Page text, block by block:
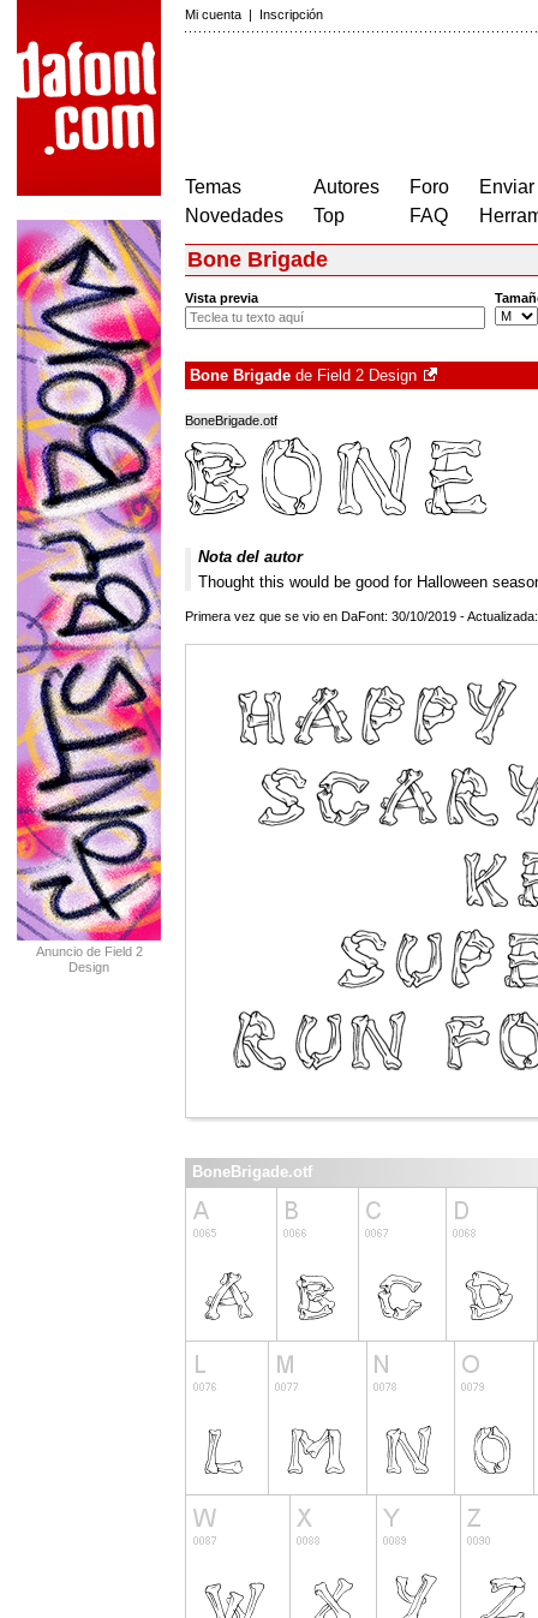
Mi cuenta | Inscripción
Temas
Novedades
Autores
Top
Foro
FAQ
Anuncio de Field 2
Design
Bone Brigade
Vista previa
Bone Brigade de Field 2 Design
BoneBrigade.otf
Nota del autor
Thought this would be good for Halloween
Primera vez que se vio en DaFont: 30/10/2019 -
BoneBrigade.otf